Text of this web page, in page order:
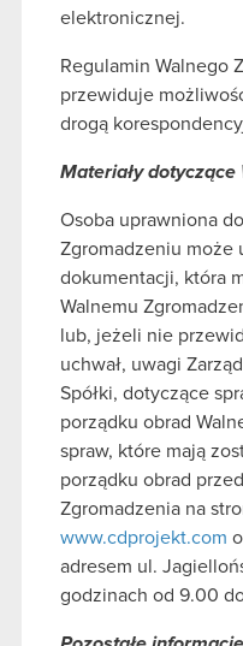
elektronicznej.
Regulamin Walnego
przewiduje
drogą
Materiały
Osoba uprawniona
Zgromadzeniu może
dokumentacji, która
Walnemu
lub, jeżeli nie
uchwał, uwagi
Spółki, dotyczące
porządku obrad
spraw, które mają
porządku obrad
Zgromadzenia na
www.cdprojekt.com
adresem ul.
godzinach od 9.00